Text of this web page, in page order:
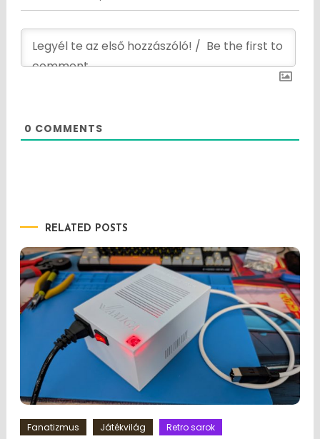
0 COMMENTS
RELATED POSTS
Fanatizmus Játékvilág Retro sarok